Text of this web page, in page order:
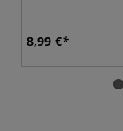
8,99 €